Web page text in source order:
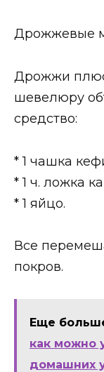
Дрожжевые
Дрожжи
шевелюру
средство:
* 1 чашка
* 1 ч. ложка
* 1 яйцо.
Все
покров.
Еще
как можно
домашних